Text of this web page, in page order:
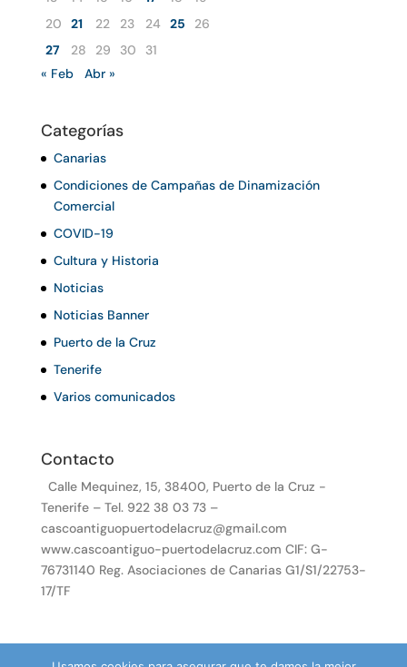
20
21 22 23 24 25
26
27
28 29 30
31
« Feb
Abr »
Categorías
Canarias
Condiciones de Campañas de Dinamización
Comercial
COVID-19
Cultura y Historia
Noticias
Noticias Banner
Puerto de la Cruz
Tenerife
Varios comunicados
Contacto
Calle Mequinez, 15, 38400, Puerto de la Cruz -
Tenerife – Tel. 922 38 03 73 –
cascoantiguopuertodelacruz@gmail.com
www.cascoantiguo-puertodelacruz.com CIF: G-
76731140 Reg. Asociaciones de Canarias G1/S1/22753-
17/TF